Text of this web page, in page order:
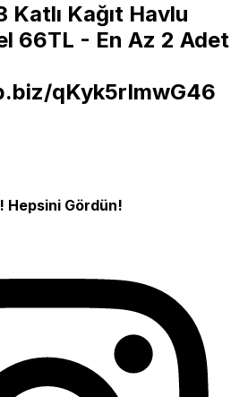
Katlı Kağıt Havlu
66TL - En Az 2 Adet
qKyk5rImwG46
Hepsini Gördün!